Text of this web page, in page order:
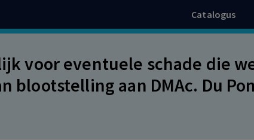
Catalogus
voor eventuele schade die
blootstelling aan DMAc. Du
te voorkomen. Behandeling